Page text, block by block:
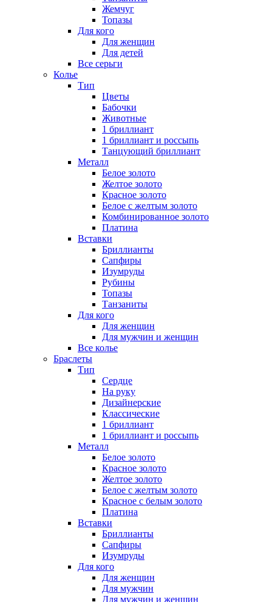
Жемчуг
Топазы
Для кого
Для женщин
Для детей
Все серьги
Колье
Тип
Цветы
Бабочки
Животные
1 бриллиант
1 бриллиант и россыпь
Танцующий бриллиант
Металл
Белое золото
Желтое золото
Красное золото
Белое с желтым золото
Комбинированное золото
Платина
Вставки
Бриллианты
Сапфиры
Изумруды
Рубины
Топазы
Танзаниты
Для кого
Для женщин
Для мужчин и женщин
Все колье
Браслеты
Тип
Сердце
На руку
Дизайнерские
Классические
1 бриллиант
1 бриллиант и россыпь
Металл
Белое золото
Красное золото
Желтое золото
Белое с желтым золото
Красное с белым золото
Платина
Вставки
Бриллианты
Сапфиры
Изумруды
Для кого
Для женщин
Для мужчин
Для мужчин и женщин